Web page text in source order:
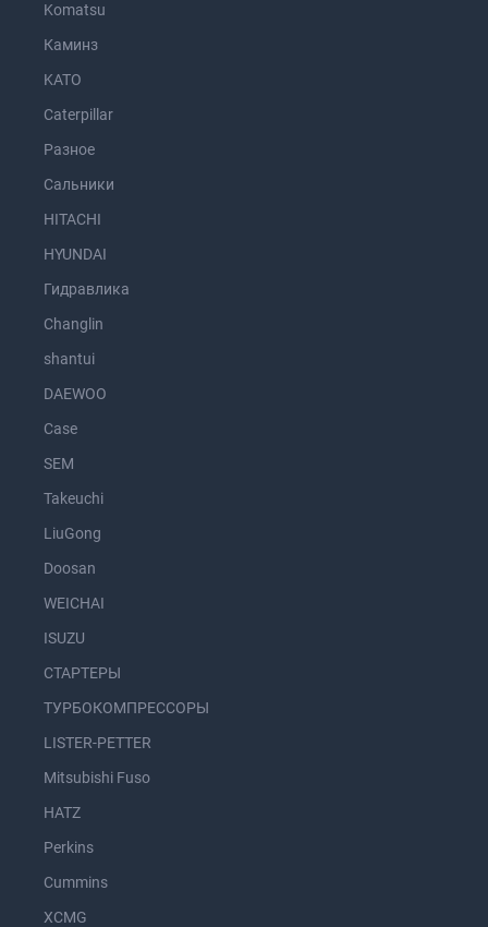
Komatsu
Каминз
KATO
Caterpillar
Разное
Сальники
HITACHI
HYUNDAI
Гидравлика
Changlin
shantui
DAEWOO
Case
SEM
Takeuchi
LiuGong
Doosan
WEICHAI
ISUZU
СТАРТЕРЫ
ТУРБОКОМПРЕССОРЫ
LISTER-PETTER
Mitsubishi Fuso
HATZ
Perkins
Cummins
XCMG